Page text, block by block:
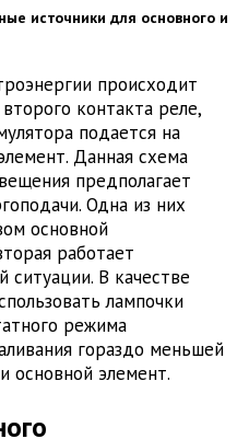
источники для основного и
происходит
контакта реле,
подается на
Данная схема
предполагает
Одна из них
основной
работает
ситуации. В качестве
лампочки
режима
гораздо меньшей
основной элемент.